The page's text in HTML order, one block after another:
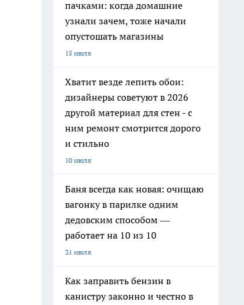
пачками: когда домашние
узнали зачем, тоже начали
опустошать магазины
15 июля
Хватит везде лепить обои:
дизайнеры советуют в 2026
другой материал для стен - с
ним ремонт смотрится дорого
и стильно
10 июля
Баня всегда как новая: очищаю
вагонку в парилке одним
дедовским способом —
работает на 10 из 10
31 июля
Как заправить бензин в
канистру законно и честно в